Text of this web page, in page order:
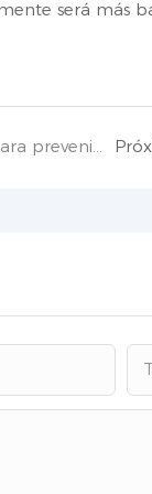
será más